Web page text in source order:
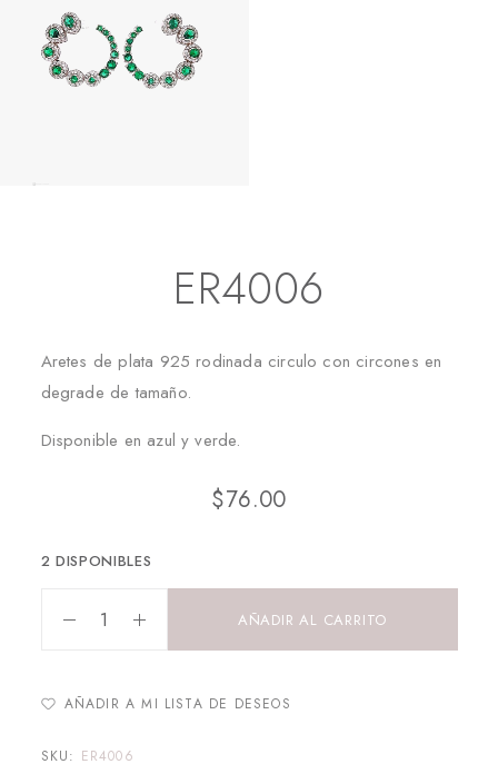
ER4006
Aretes de plata 925 rodinada circulo con circones en
degrade de tamaño.
Disponible en azul y verde.
$76.00
2 DISPONIBLES
AÑADIR AL CARRITO
AÑADIR A MI LISTA DE DESEOS
SKU: ER4006